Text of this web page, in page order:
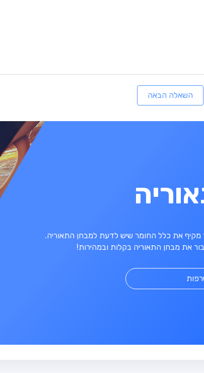
השאלה הבאה
מקיף את כלל החומר שיש לדעת למבחן התאוריה.
את מבחן התאוריה בקלות ובמהירות!